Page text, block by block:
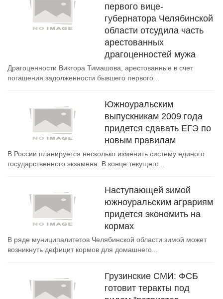
первого вице-
губернатора Челябинской
области отсудила часть
арестованных
драгоценностей мужа
Драгоценности Виктора Тимашова, арестованные в счет
погашения задолженности бывшего первого...
Южноуральским
выпускникам 2009 года
придется сдавать ЕГЭ по
новым правилам
В России планируется несколько изменить систему единого
государственного экзамена. В конце текущего...
Наступающей зимой
южноуральским аграриям
придется экономить на
кормах
В ряде муниципалитетов Челябинской области зимой может
возникнуть дефицит кормов для домашнего...
Грузинские СМИ: ФСБ
готовит теракты под